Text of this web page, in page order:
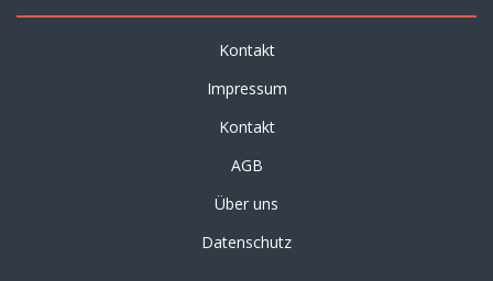
Kontakt
Impressum
Kontakt
AGB
Über uns
Datenschutz